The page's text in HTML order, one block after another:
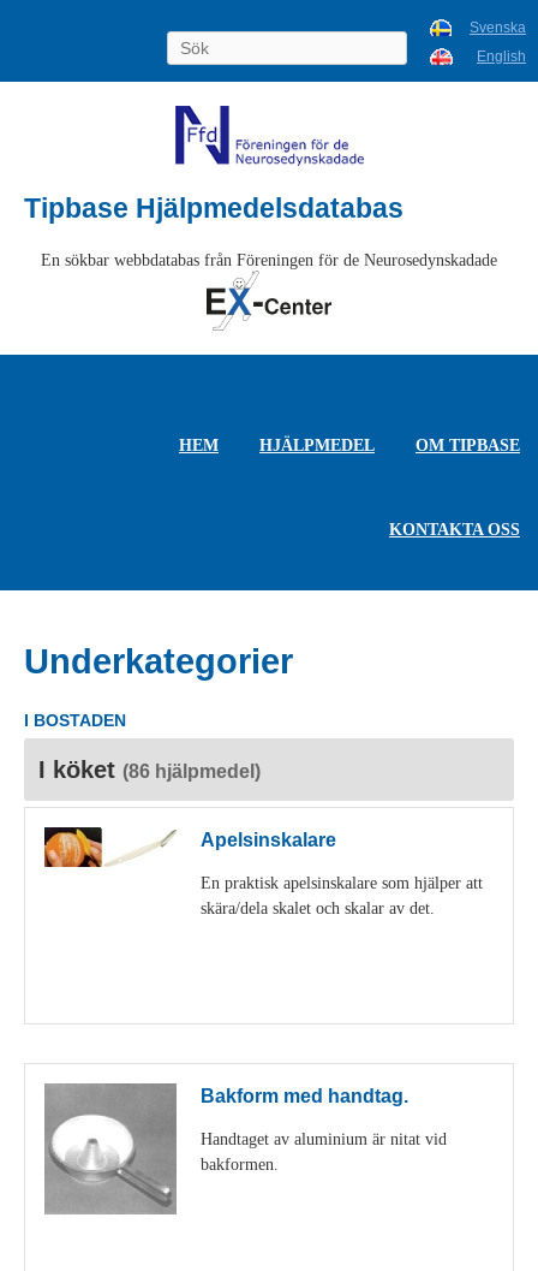
Svenska
English
Tipbase Hjälpmedelsdatabas
En sökbar webbdatabas från Föreningen för de Neurosedynskadade
HEM HJÄLPMEDEL OM TIPBASE
KONTAKTA OSS
Underkategorier
I BOSTADEN
I köket (86 hjälpmedel)
Apelsinskalare
En praktisk apelsinskalare som hjälper att
skära/dela skalet och skalar av det.
Bakform med handtag.
Handtaget av aluminium är nitat vid
bakformen.